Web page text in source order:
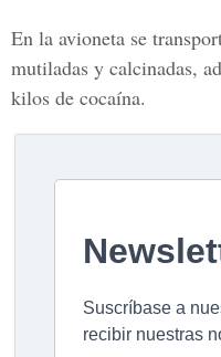
En la avioneta se
mutiladas y calcinadas,
kilos de cocaína.